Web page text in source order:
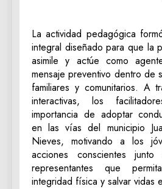
La actividad pedagógica
integral diseñado para que la
asimile y actúe como
mensaje preventivo dentro de
familiares y comunitarios. A
interactivas, los
importancia de adoptar
en las vías del municipio
Nieves, motivando a los
acciones conscientes
representantes que
integridad física y salvar vidas